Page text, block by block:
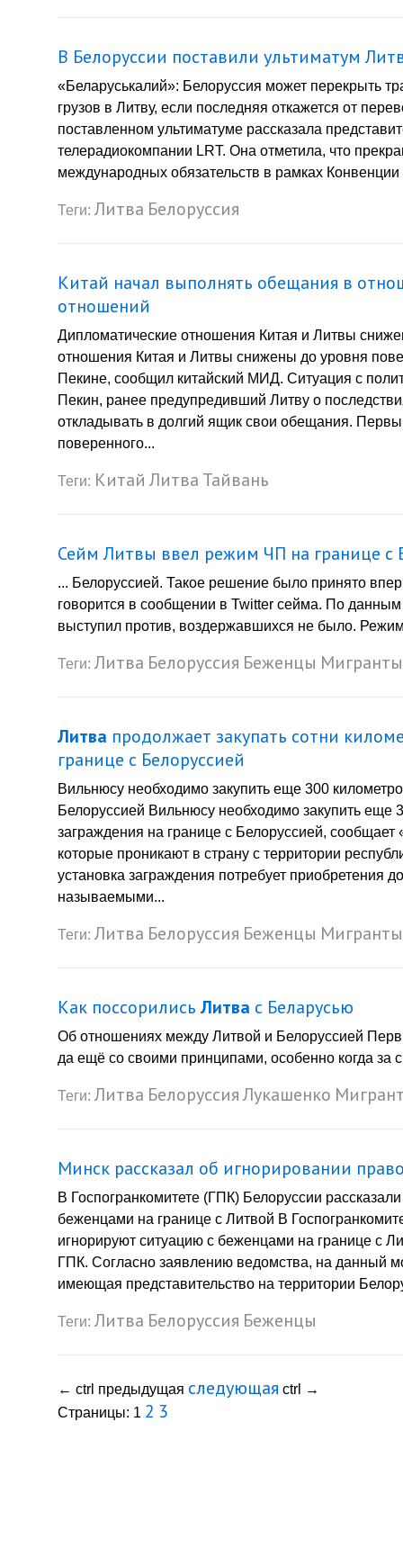
В Белоруссии поставили ультиматум
«Беларуськалий»: Белоруссия может перекрыть
грузов в Литву, если последняя откажется от
поставленном ультиматуме рассказала
телерадиокомпании LRT. Она отметила, что
международных обязательств в рамках
Теги: Литва Белоруссия
Китай начал выполнять обещания в
отношений
Дипломатические отношения Китая и Литвы
отношения Китая и Литвы снижены до уровня
Пекине, сообщил китайский МИД. Ситуация с
Пекин, ранее предупредивший Литву о
откладывать в долгий ящик свои обещания.
поверенного...
Теги: Китай Литва Тайвань
Сейм Литвы ввел режим ЧП на границе с
... Белоруссией. Такое решение было принято
говорится в сообщении в Twitter сейма. По
выступил против, воздержавшихся не было.
Теги: Литва Белоруссия Беженцы Мигранты
Литва продолжает закупать сотни
границе с Белоруссией
Вильнюсу необходимо закупить еще 300
Белоруссией Вильнюсу необходимо закупить еще
заграждения на границе с Белоруссией,
которые проникают в страну с территории
установка заграждения потребует приобретения
называемыми...
Теги: Литва Белоруссия Беженцы Мигранты
Как поссорились Литва с Беларусью
Об отношениях между Литвой и Белоруссией
да ещё со своими принципами, особенно когда за
Теги: Литва БелоруссияЛукашенко
Минск рассказал об игнорировании
В Госпогранкомитете (ГПК) Белоруссии
беженцами на границе с Литвой В
игнорируют ситуацию с беженцами на границе с
ГПК. Согласно заявлению ведомства, на данный
имеющая представительство на территории
Теги: Литва Белоруссия Беженцы
← ctrl предыдущая следующая ctrl
→
Страницы: 1 2 3